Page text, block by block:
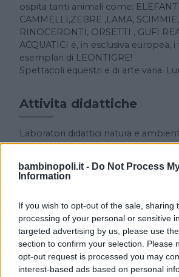
bambinopoli.it - Do Not Process
Information
If you wish to opt-out of the sale, sharing
processing of your personal or sensitive
targeted advertising by us, please use
section to confirm your selection. Please
opt-out request is processed you may
interest-based ads based on personal
ospita tanti animali come:
CAMMELLI,ZEBRE ,LAMA,
RINOCERONTI, ORSETTI , GUFI
ACQUATICI e, in esclusiva europea, i
esemplari di LEONTIGRE!
Spettacoli equestri e di arte varia.
Attivita didattiche
Laboratori didattici natura e
Cerca altre